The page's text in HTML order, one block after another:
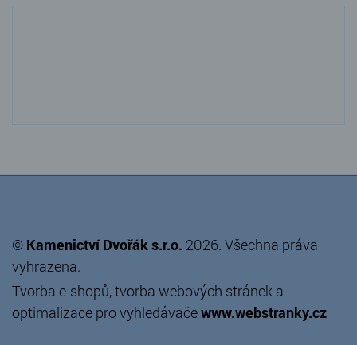
© Kamenictví Dvořák s.r.o. 2026. Všechna práva
vyhrazena.
Tvorba e-shopů,tvorba webových stránek a
optimalizace pro vyhledávačewww.webstranky.cz